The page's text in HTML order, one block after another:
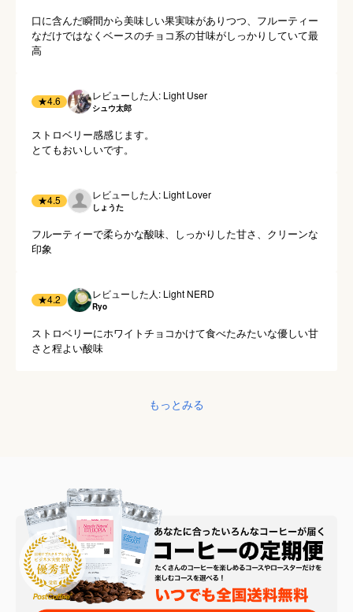
口に含んだ瞬間から美味しい果実味がありつつ、フルーティー
なだけではなくベースのチョコ系の甘味がしっかりしていて最
高
★4.6 レビューした人: Light User
シュウ太郎
ストロベリー感感じます。
とてもおいしいです。
★4.5 レビューした人: Light Lover
しょうた
フルーティーで柔らかな酸味、しっかりした甘さ、クリーンな
印象
★4.2 レビューした人: Light NERD
Ryo
ストロベリーにホワイトチョコかけて食べたみたいな優しい甘
さと程よい酸味
もっとみる